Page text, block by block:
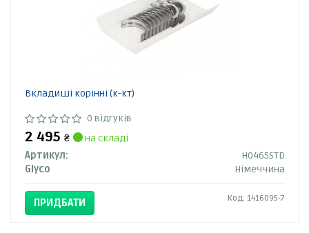
Вкладиші корінні (к-кт)
0 відгуків
2 495 ₴
на складі
Артикул:
H0465STD
Glyco
Німеччина
ПРИДБАТИ Код: 1416095-7